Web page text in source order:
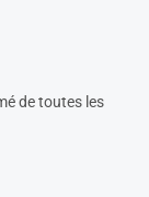
de toutes les